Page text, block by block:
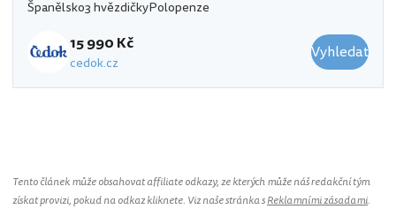
Španělsko3 hvězdičkyPolopenze
15 990 Kč
cedok.cz Vyhledat
Tento článek může obsahovat affiliate odkazy, ze kterých může náš redakční tým
získat provizi, pokud na odkaz kliknete. Viz naše stránka sReklamními zásadami.